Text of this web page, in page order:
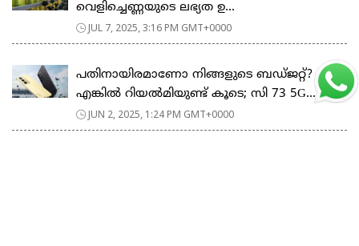
വെളിച്ചെണ്ണയുടെ ലഭ്യത ഉ...
JUL 7, 2025, 3:16 PM GMT+0000
പതിനായിരമാണോ നിങ്ങളുടെ ബഡ്ജറ്റ്?
എങ്കിൽ റിയൽമിയുണ്ട് കൂടെ; സി 73 5G...
JUN 2, 2025, 1:24 PM GMT+0000